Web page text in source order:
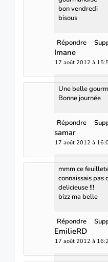
bon vendredi
bisous
Répondre
Imane
17 août 2012 à
Une belle
Bonne journée
Répondre
samar
17 août 2012 à
mmm ce
connaissais
delicieuse !!!
bizz ma belle
Répondre
EmilieRD
17 août 2012 à